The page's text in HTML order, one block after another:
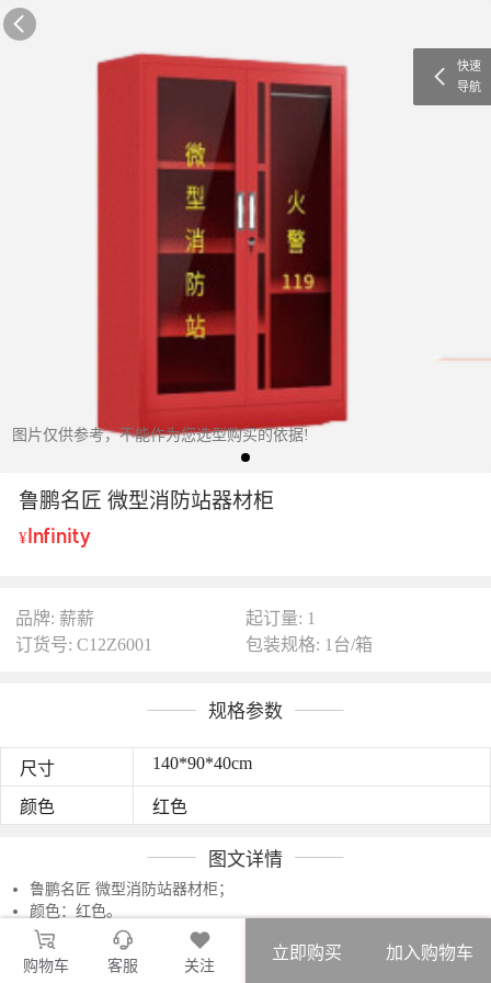
图片仅供参考，不能作为您选型购买的依据!
鲁鹏名匠 微型消防站器材柜
¥Infinity
品牌: 薪薪
起订量: 1
订货号: C12Z6001
包装规格: 1台/箱
规格参数
尺寸 140*90*40cm
颜色 红色
图文详情
鲁鹏名匠 微型消防站器材柜；
颜色：红色。
购物车 客服 关注
立即购买 加入购物车
快速
导航